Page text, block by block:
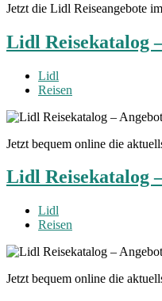
Jetzt die Lidl Reiseangebote
Lidl Reisekatalog
Lidl
Reisen
Jetzt bequem online die
Lidl Reisekatalog
Lidl
Reisen
Jetzt bequem online die